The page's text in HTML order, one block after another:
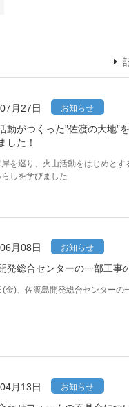
月27日 お知らせ
動がつくった”佐渡の大地”
した！
を巡り、火山活動をはじめとす
らしを学びました
月08日 お知らせ
発総合センターの一部工事
(金)、佐渡島開発総合センターの
月13日 お知らせ